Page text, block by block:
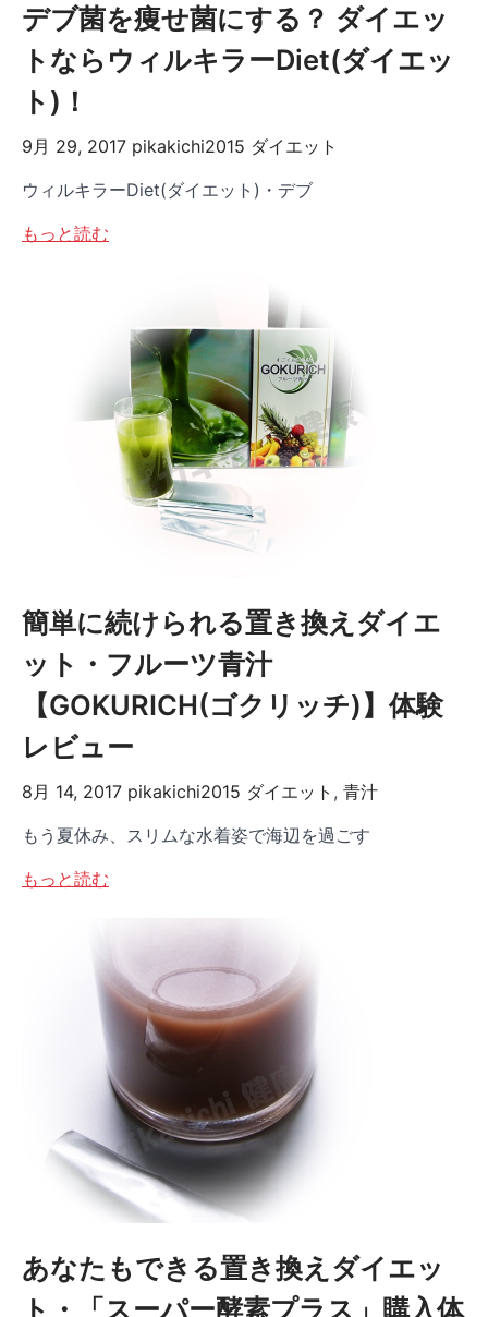
デブ菌を痩せ菌にする？ ダイエッ
トならウィルキラーDiet(ダイエッ
ト)！
9月 29, 2017 pikakichi2015 ダイエット
ウィルキラーDiet(ダイエット)・デブ
もっと読む
簡単に続けられる置き換えダイエ
ット・フルーツ青汁
【GOKURICH(ゴクリッチ)】体験
レビュー
8月 14, 2017 pikakichi2015 ダイエット , 青汁
もう夏休み、スリムな水着姿で海辺を過ごす
もっと読む
あなたもできる置き換えダイエッ
ト・「スーパー酵素プラス」購入体